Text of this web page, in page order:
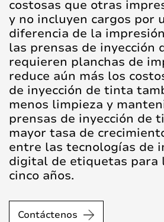
costosas que otras
y no incluyen cargos por
diferencia de la
las prensas de inyección
requieren planchas de
reduce aún más los
de inyección de tinta
menos limpieza y
prensas de inyección de
mayor tasa de
entre las tecnologías de
digital de etiquetas para
cinco años.
Contáctenos